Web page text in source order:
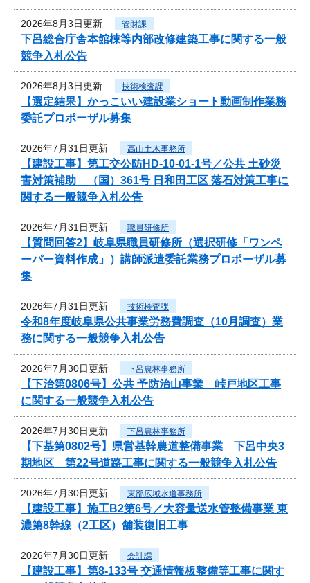
2026年8月3日更新 管財課
下呂総合庁舎本館棟等内部改修建築工事に関する一般
競争入札公告
2026年8月3日更新 技術検査課
【選定結果】かっこいい建設業ショート動画制作業務
委託プロポーザル募集
2026年7月31日更新 高山土木事務所
【建設工事】第工交公防HD-10-01-1号／公共 土砂災
害対策補助 （国）361号 日和田工区 落石対策工事に
関する一般競争入札公告
2026年7月31日更新 職員研修所
【質問回答2】岐阜県職員研修所（選択研修「ワンペ
ーパー資料作成」）講師派遣委託業務プロポーザル募
集
2026年7月31日更新 技術検査課
令和8年度岐阜県公共事業労務費調査（10月調査）業
務に関する一般競争入札公告
2026年7月30日更新 下呂農林事務所
【下治第0806号】公共 予防治山事業 峠戸地区工事
に関する一般競争入札公告
2026年7月30日更新 下呂農林事務所
【下基第0802号】県営基幹農道整備事業 下呂中央3
期地区 第22号道路工事に関する一般競争入札公告
2026年7月30日更新 東部広域水道事務所
【建設工事】施工B2第6号／大容量送水管整備事業 東
濃第8幹線（2工区）舗装復旧工事
2026年7月30日更新 会計課
【建設工事】第8-133号 交通情報板整備等工事に関す